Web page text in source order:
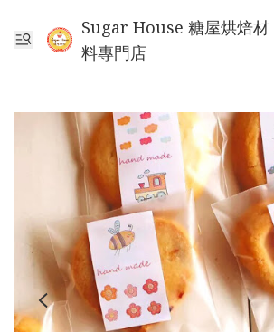
Sugar House 糖屋烘焙材
料專門店